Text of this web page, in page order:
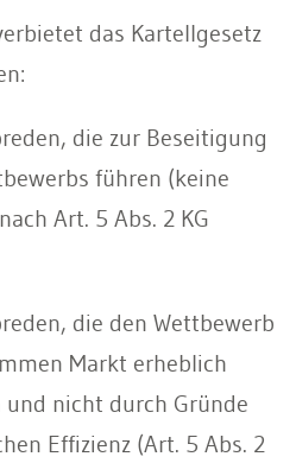
das Kartellgesetz
die zur Beseitigung
führen (keine
Art. 5 Abs. 2 KG
die den Wettbewerb
Markt erheblich
nicht durch Gründe
Effizienz (Art. 5 Abs. 2